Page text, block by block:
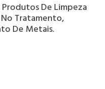
De Limpeza
Tratamento,
De Metais.